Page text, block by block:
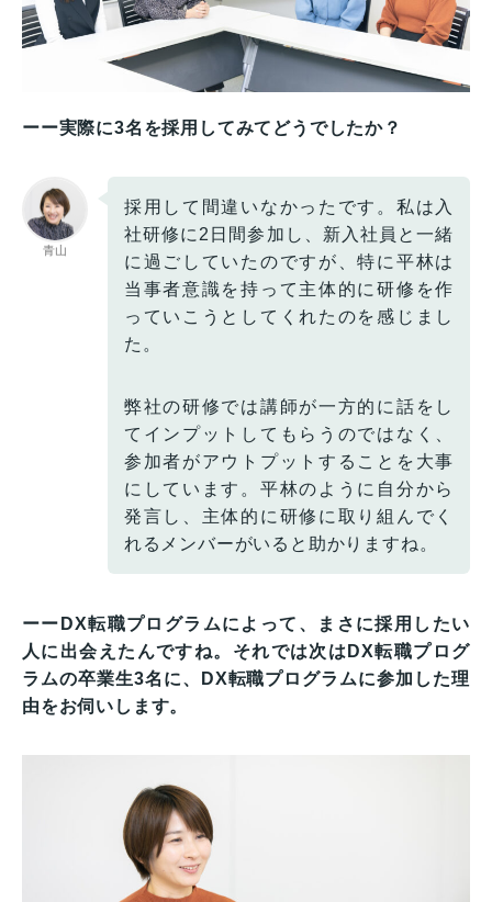
ーー実際に3名を採用してみてどうでしたか？
青山
採用して間違いなかったです。私は入
社研修に2日間参加し、新入社員と一緒
に過ごしていたのですが、特に平林は
当事者意識を持って主体的に研修を作
っていこうとしてくれたのを感じまし
た。
弊社の研修では講師が一方的に話をし
てインプットしてもらうのではなく、
参加者がアウトプットすることを大事
にしています。平林のように自分から
発言し、主体的に研修に取り組んでく
れるメンバーがいると助かりますね。
ーーDX転職プログラムによって、まさに採用したい
人に出会えたんですね。それでは次はDX転職プログ
ラムの卒業生3名に、DX転職プログラムに参加した理
由をお伺いします。